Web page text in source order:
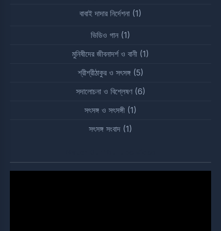
বাবাই দাদার নির্দেশনা (1)
ভিডিও গান (1)
মুনিষীদের জীবনাদর্শ ও বানী (1)
শ্রীশ্রীঠাকুর ও সৎসঙ্গ(5)
সদালোচনা ও বিশ্লেষণ(6)
সৎসঙ্গ ও সৎসঙ্গী (1)
সৎসঙ্গ সংবাদ (1)